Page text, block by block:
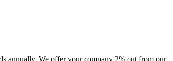
annually. We offer your company 2% out from our